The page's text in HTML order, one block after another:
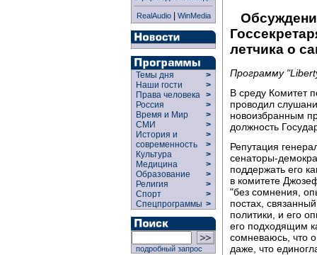
RealAudio| WinMedia
Темы дня
>
Наши гости
>
Права человека >
Россия
>
Время и Мир
>
СМИ
>
История и
современность
>
>
Культура
>
Медицина
>
Образование
>
Религия
>
Спорт
>
Спецпрограммы >
подробный запрос
летчика о
Программу
В среду Комитет
проводил
новоизбранным
должность
Репутация
сенаторы-
поддержать его
в комитете
"без сомнения,
постах,
политики, и его
его подходящим
сомневаюсь, что
даже, что